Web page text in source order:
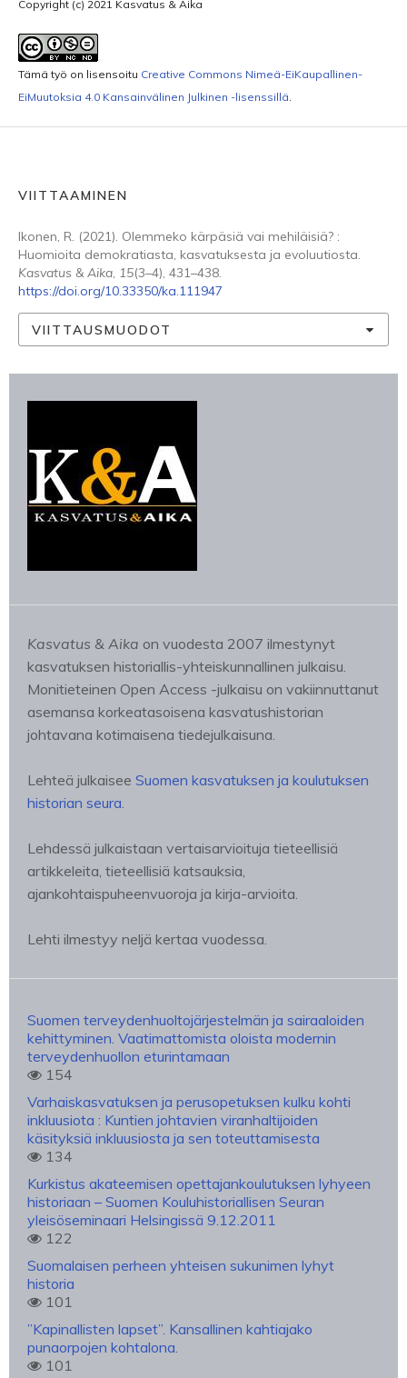
Copyright (c) 2021 Kasvatus & Aika
Tämä työ on lisensoitu Creative Commons Nimeä-EiKaupallinen-
EiMuutoksia 4.0 Kansainvälinen Julkinen -lisenssillä.
VIITTAAMINEN
Ikonen, R. (2021). Olemmeko kärpäsiä vai mehiläisiä? :
Huomioita demokratiasta, kasvatuksesta ja evoluutiosta.
Kasvatus & Aika, 15(3–4), 431–438.
https://doi.org/10.33350/ka.111947
VIITTAUSMUODOT
Kasvatus & Aika on vuodesta 2007 ilmestynyt
kasvatuksen historiallis-yhteiskunnallinen julkaisu.
Monitieteinen Open Access -julkaisu on vakiinnuttanut
asemansa korkeatasoisena kasvatushistorian
johtavana kotimaisena tiedejulkaisuna.
Lehteä julkaisee Suomen kasvatuksen ja koulutuksen
historian seura.
Lehdessä julkaistaan vertaisarvioituja tieteellisiä
artikkeleita, tieteellisiä katsauksia,
ajankohtaispuheenvuoroja ja kirja-arvioita.
Lehti ilmestyy neljä kertaa vuodessa.
Suomen terveydenhuoltojärjestelmän ja sairaaloiden
kehittyminen. Vaatimattomista oloista modernin
terveydenhuollon eturintamaan
154
Varhaiskasvatuksen ja perusopetuksen kulku kohti
inkluusiota : Kuntien johtavien viranhaltijoiden
käsityksiä inkluusiosta ja sen toteuttamisesta
134
Kurkistus akateemisen opettajankoulutuksen lyhyeen
historiaan – Suomen Kouluhistoriallisen Seuran
yleisöseminaari Helsingissä 9.12.2011
122
Suomalaisen perheen yhteisen sukunimen lyhyt
historia
101
”Kapinallisten lapset”. Kansallinen kahtiajako
punaorpojen kohtalona.
101